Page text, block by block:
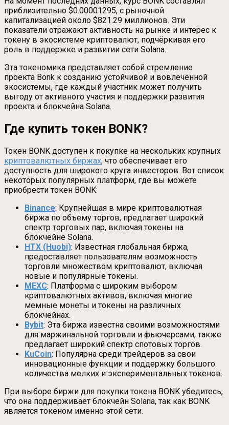
приблизительно $0.00001295, с рыночной
капитализацией около $821.29 миллионов. Эти
показатели отражают активность на рынке и интерес к
токену в экосистеме криптовалют, подчёркивая его
роль в поддержке и развитии сети Solana.
Эта токеномика представляет собой стремление
проекта Bonk к созданию устойчивой и вовлечённой
экосистемы, где каждый участник может получить
выгоду от активного участия и поддержки развития
проекта и блокчейна Solana.
Где купить токен BONK?
Токен BONK доступен к покупке на нескольких крупных
криптовалютных биржах, что обеспечивает его
доступность для широкого круга инвесторов. Вот список
некоторых популярных платформ, где вы можете
приобрести токен BONK:
Binance: Крупнейшая в мире криптовалютная
биржа по объему торгов, предлагает широкий
спектр торговых пар, включая токены на
блокчейне Solana.
HTX (Huobi): Известная глобальная биржа,
предоставляет пользователям возможность
торговли множеством криптовалют, включая
новые и популярные токены.
MEXC: Платформа с широким выбором
криптовалютных активов, включая многие
мемные монеты и токены на различных
блокчейнах.
Bybit: Эта биржа известна своими возможностями
для маржинальной торговли и фьючерсами, также
предлагает широкий спектр спотовых торгов.
KuCoin: Популярна среди трейдеров за свои
инновационные функции и поддержку большого
количества мелких и экспериментальных токенов.
При выборе биржи для покупки токена BONK убедитесь,
что она поддерживает блокчейн Solana, так как BONK
является токеном именно этой сети.